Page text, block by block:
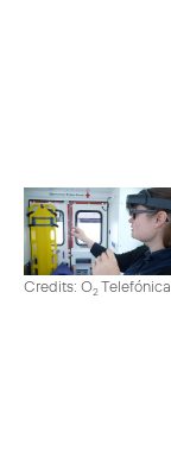
Credits: O2Telefónica